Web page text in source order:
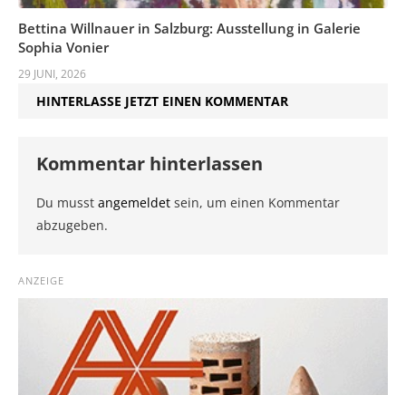
Bettina Willnauer in Salzburg: Ausstellung in Galerie
Sophia Vonier
29 JUNI, 2026
HINTERLASSE JETZT EINEN KOMMENTAR
Kommentar hinterlassen
Du musst angemeldet sein, um einen Kommentar
abzugeben.
ANZEIGE